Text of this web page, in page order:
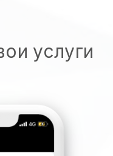
услуги